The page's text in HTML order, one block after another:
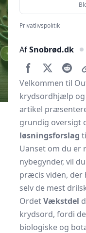
AfSnobrød.dk
Velkommen til
krydsordhjælp
artikel
grundig oversigt
løsningsforslag
Uanset om du er
nybegynder, vil
præcis viden,
selv de mest
OrdetVækstdel
krydsord, fordi
biologiske og
Privatlivspolitik